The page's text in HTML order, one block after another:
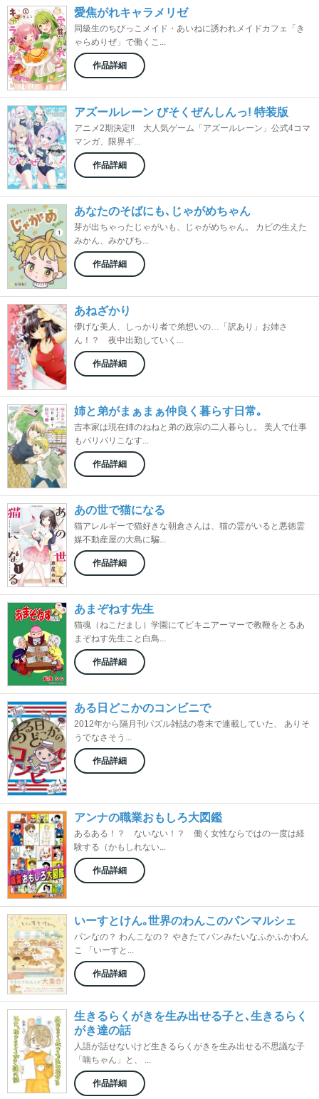
愛焦がれキャラメリゼ
同級生のちびっこメイド・あいねに誘われメイドカフェ「き
ゃらめりぜ」で働くこ...
作品詳細
アズールレーン びそくぜんしんっ! 特装版
アニメ2期決定!! 大人気ゲーム「アズールレーン」公式4コマ
マンガ、限界ギ...
作品詳細
あなたのそばにも､じゃがめちゃん
芽が出ちゃったじゃがいも、じゃがめちゃん。 カビの生えた
みかん、みかびち...
作品詳細
あねざかり
儚げな美人、しっかり者で弟想いの…「訳あり」お姉さ
ん！？ 夜中出勤していく...
作品詳細
姉と弟がまぁまぁ仲良く暮らす日常｡
吉本家は現在姉のねねと弟の政宗の二人暮らし。 美人で仕事
もバリバリこなす...
作品詳細
あの世で猫になる
猫アレルギーで猫好きな朝倉さんは、猫の霊がいると悪徳霊
媒不動産屋の大島に騙...
作品詳細
あまぞねす先生
猫魂（ねこだまし）学園にてビキニアーマーで教鞭をとるあ
まぞねす先生こと白鳥...
作品詳細
ある日どこかのコンビニで
2012年から隔月刊パズル雑誌の巻末で連載していた、 ありそ
うでなさそう...
作品詳細
アンナの職業おもしろ大図鑑
あるある！？ ないない！？ 働く女性ならではの一度は経
験する（かもしれない...
作品詳細
いーすとけん｡世界のわんこのパンマルシェ
パンなの？ わんこなの？ やきたてパンみたいなふかふかわん
こ 「いーすと...
作品詳細
生きるらくがきを生み出せる子と､生きるらく
がき達の話
人語が話せないけど生きるらくがきを生み出せる不思議な子
「喃ちゃん」と、 ...
作品詳細